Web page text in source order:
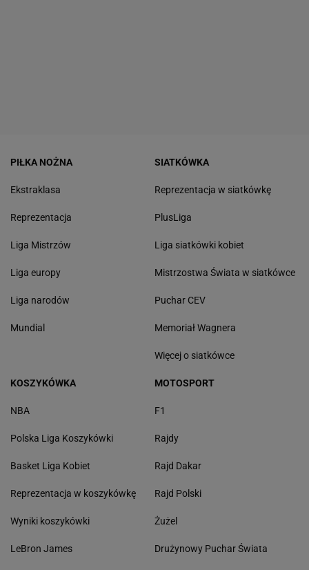
PIŁKA NOŻNA
Ekstraklasa
Reprezentacja
Liga Mistrzów
Liga europy
Liga narodów
Mundial
SIATKÓWKA
Reprezentacja w siatkówkę
PlusLiga
Liga siatkówki kobiet
Mistrzostwa Świata w siatkówce
Puchar CEV
Memoriał Wagnera
Więcej o siatkówce
KOSZYKÓWKA
NBA
Polska Liga Koszykówki
Basket Liga Kobiet
Reprezentacja w koszykówkę
Wyniki koszykówki
LeBron James
MOTOSPORT
F1
Rajdy
Rajd Dakar
Rajd Polski
Żużel
Drużynowy Puchar Świata